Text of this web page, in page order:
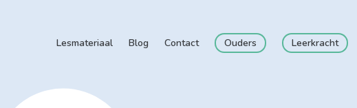
Lesmateriaal Blog Contact Ouders Leerkracht